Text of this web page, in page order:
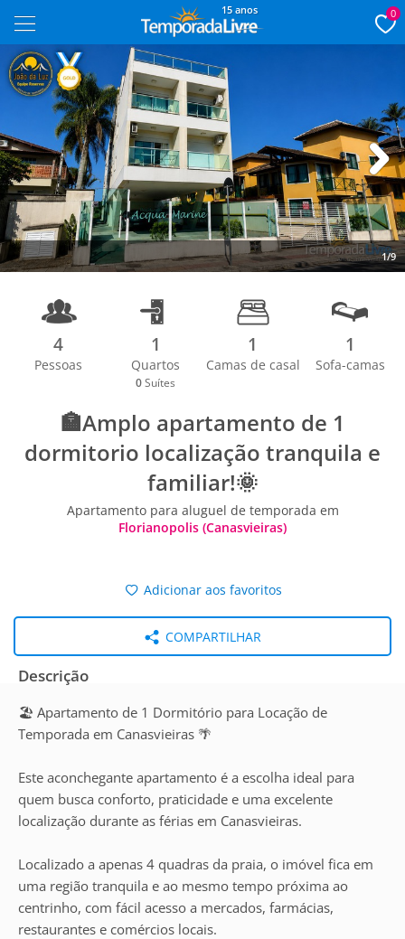
15 anos 0
1/9
Next
4
Pessoas
1
Quartos
0 Suítes
1
Camas de casal
1
Sofa-camas
🏣Amplo apartamento de 1
dormitorio localização tranquila e
familiar!🌞
Apartamento para aluguel de temporada em
Florianopolis (Canasvieiras)
Adicionar aos favoritos
COMPARTILHAR
Descrição
🏖️ Apartamento de 1 Dormitório para Locação de
Temporada em Canasvieiras 🌴
Este aconchegante apartamento é a escolha ideal para
quem busca conforto, praticidade e uma excelente
localização durante as férias em Canasvieiras.
Localizado a apenas 4 quadras da praia, o imóvel fica em
uma região tranquila e ao mesmo tempo próxima ao
centrinho, com fácil acesso a mercados, farmácias,
restaurantes e comércios locais.